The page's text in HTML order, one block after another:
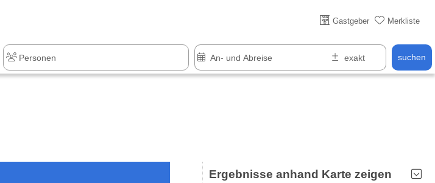
Gastgeber Merkliste
suchen
Über 25 Jahre online
Ergebnisse anhand Karte zeigen